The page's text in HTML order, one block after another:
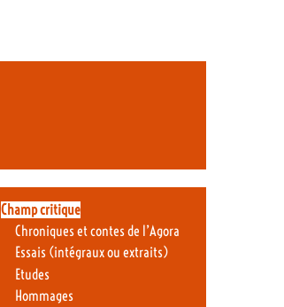
Champ critique
Chroniques et contes de l’Agora
Essais (intégraux ou extraits)
Etudes
Hommages